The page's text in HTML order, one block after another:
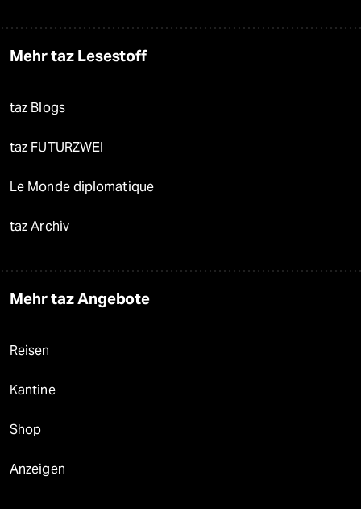
Mehr taz Lesestoff
taz Blogs
taz FUTURZWEI
Le Monde diplomatique
taz Archiv
Mehr taz Angebote
Reisen
Kantine
Shop
Anzeigen